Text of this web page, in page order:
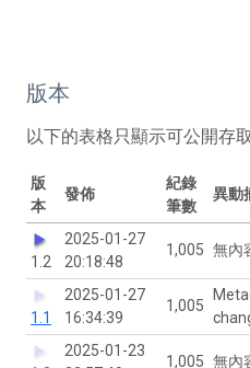
版本
以下的表格只顯示可公開存
版
本
發佈
紀錄
筆數
異動
1.2
2025-01-27
20:18:48
1,005 無內
1.1
2025-01-27
16:34:39
1,005
2025-01-23
1,005 無內